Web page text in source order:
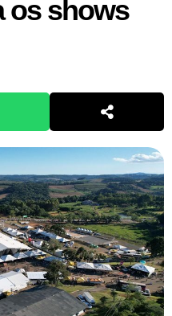
os shows